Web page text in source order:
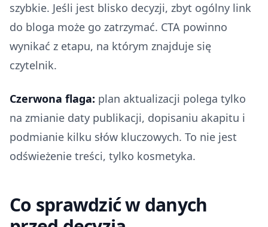
szybkie. Jeśli jest blisko decyzji, zbyt ogólny link
do bloga może go zatrzymać. CTA powinno
wynikać z etapu, na którym znajduje się
czytelnik.
Czerwona flaga: plan aktualizacji polega tylko
na zmianie daty publikacji, dopisaniu akapitu i
podmianie kilku słów kluczowych. To nie jest
odświeżenie treści, tylko kosmetyka.
Co sprawdzić w danych